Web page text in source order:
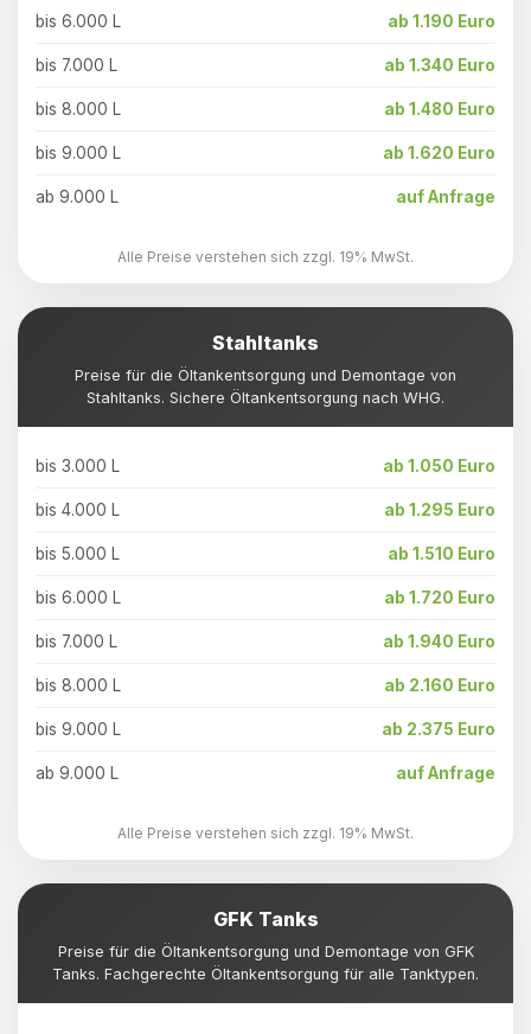
bis 6.000 L ab 1.190 Euro
bis 7.000 L ab 1.340 Euro
bis 8.000 L ab 1.480 Euro
bis 9.000 L ab 1.620 Euro
ab 9.000 L auf Anfrage
Alle Preise verstehen sich zzgl. 19% MwSt.
Stahltanks
Preise für die Öltankentsorgung und Demontage von
Stahltanks. Sichere Öltankentsorgung nach WHG.
bis 3.000 L ab 1.050 Euro
bis 4.000 L ab 1.295 Euro
bis 5.000 L ab 1.510 Euro
bis 6.000 L ab 1.720 Euro
bis 7.000 L ab 1.940 Euro
bis 8.000 L ab 2.160 Euro
bis 9.000 L ab 2.375 Euro
ab 9.000 L auf Anfrage
Alle Preise verstehen sich zzgl. 19% MwSt.
GFK Tanks
Preise für die Öltankentsorgung und Demontage von GFK
Tanks. Fachgerechte Öltankentsorgung für alle Tanktypen.